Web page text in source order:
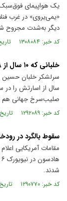
یک هواپیمای فوق‌سبک
«یمی‌یروی» در غرب
دیگر به‌شدت مجروح
کد خبر: ۱۳۰۸۰۸۴ تاریخ انتشار : ۱۴۰۴/۰۴/۲۸
خلبانی که ۱۰ سال از ۱۸ سال اسارت را در سلول انفرادی رژیم بعث بود
سال از اسارتش را
صلیب‌سرخ جهانی هم
کد خبر: ۱۲۹۲۰۸۹ تاریخ انتشار : ۱۴۰۴/۰۱/۲۹
سقوط بالگرد در
مقامات آمریکایی
شدند.
کد خبر: ۱۲۹۰۷۷۰ تاریخ انتشار : ۱۴۰۴/۰۱/۲۲